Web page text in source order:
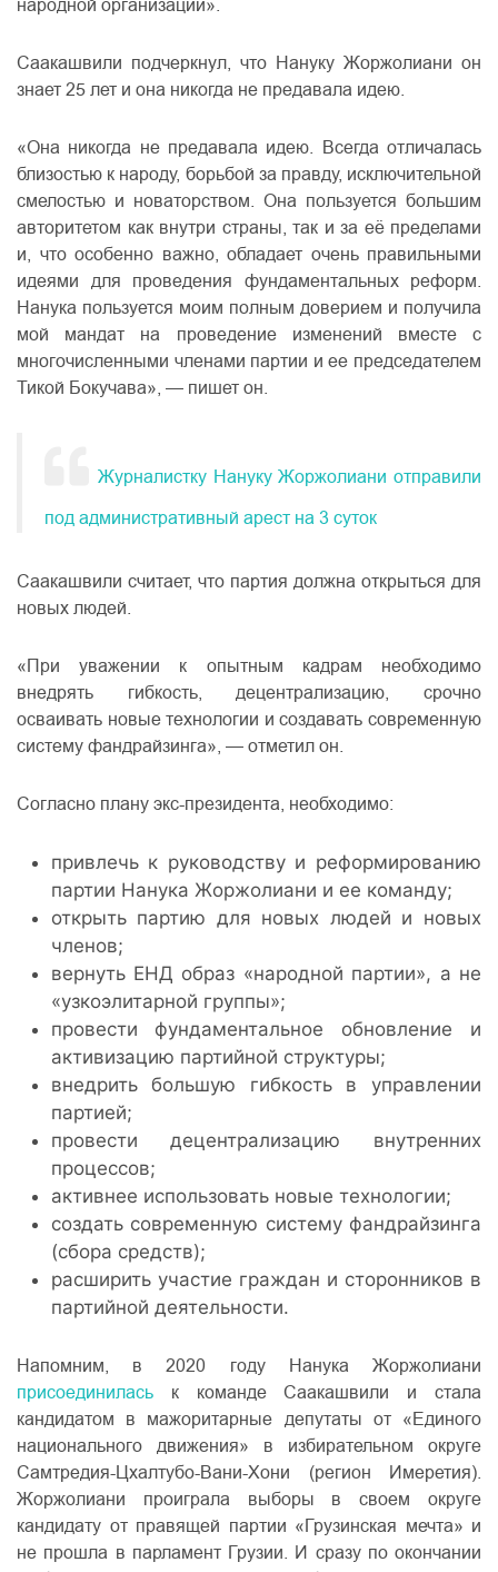
народной организации».
Саакашвили подчеркнул, что Нануку Жоржолиани он
знает 25 лет и она никогда не предавала идею.
«Она никогда не предавала идею. Всегда отличалась
близостью к народу, борьбой за правду, исключительной
смелостью и новаторством. Она пользуется большим
авторитетом как внутри страны, так и за её пределами
и, что особенно важно, обладает очень правильными
идеями для проведения фундаментальных реформ.
Нанука пользуется моим полным доверием и получила
мой мандат на проведение изменений вместе с
многочисленными членами партии и ее председателем
Тикой Бокучава», — пишет он.
Журналистку Нануку Жоржолиани отправили
под административный арест на 3 суток
Саакашвили считает, что партия должна открыться для
новых людей.
«При уважении к опытным кадрам необходимо
внедрять гибкость, децентрализацию, срочно
осваивать новые технологии и создавать современную
систему фандрайзинга», — отметил он.
Согласно плану экс-президента, необходимо:
привлечь к руководству и реформированию
партии Нанука Жоржолиани и ее команду;
открыть партию для новых людей и новых
членов;
вернуть ЕНД образ «народной партии», а не
«узкоэлитарной группы»;
провести фундаментальное обновление и
активизацию партийной структуры;
внедрить большую гибкость в управлении
партией;
провести децентрализацию внутренних
процессов;
активнее использовать новые технологии;
создать современную систему фандрайзинга
(сбора средств);
расширить участие граждан и сторонников в
партийной деятельности.
Напомним, в 2020 году Нанука Жоржолиани
присоединилась к команде Саакашвили и стала
кандидатом в мажоритарные депутаты от «Единого
национального движения» в избирательном округе
Самтредия-Цхалтубо-Вани-Хони (регион Имеретия).
Жоржолиани проиграла выборы в своем округе
кандидату от правящей партии «Грузинская мечта» и
не прошла в парламент Грузии. И сразу по окончании